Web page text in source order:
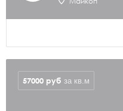
57000 руб за кв.м